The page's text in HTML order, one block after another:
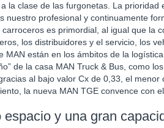
la clase de las furgonetas. La
nuestro profesional y continuamente
es primordial, al igual que la
los distribuidores y el servicio, los
MAN están en los ámbitos de la
de la casa MAN Truck & Bus, como
al bajo valor Cx de 0,33, el
la nueva MAN TGE convence con
espacio y una gran